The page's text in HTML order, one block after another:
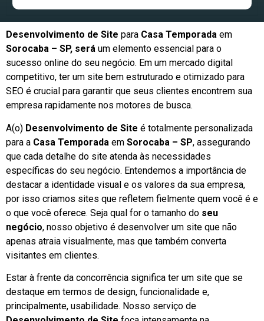
Desenvolvimento de Site para Casa Temporada em
Sorocaba – SP, será um elemento essencial para o
sucesso online do seu negócio. Em um mercado digital
competitivo, ter um site bem estruturado e otimizado para
SEO é crucial para garantir que seus clientes encontrem sua
empresa rapidamente nos motores de busca.
A(o) Desenvolvimento de Site é totalmente personalizada
para a Casa Temporada em Sorocaba – SP, assegurando
que cada detalhe do site atenda às necessidades
específicas do seu negócio. Entendemos a importância de
destacar a identidade visual e os valores da sua empresa,
por isso criamos sites que refletem fielmente quem você é e
o que você oferece. Seja qual for o tamanho do seu
negócio, nosso objetivo é desenvolver um site que não
apenas atraia visualmente, mas que também converta
visitantes em clientes.
Estar à frente da concorrência significa ter um site que se
destaque em termos de design, funcionalidade e,
principalmente, usabilidade. Nosso serviço de